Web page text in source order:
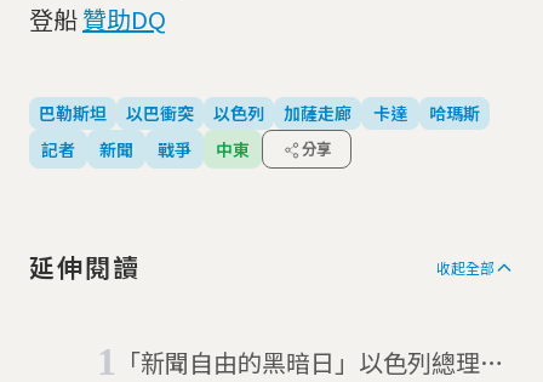
登船贊助DQ
巴勒斯坦 以巴衝突 以色列 加薩走廊 卡達
哈瑪斯
記者
新聞 戰爭 中東 分享
延伸閱讀 收起全部
「新聞自由的黑暗日」以色列總理納